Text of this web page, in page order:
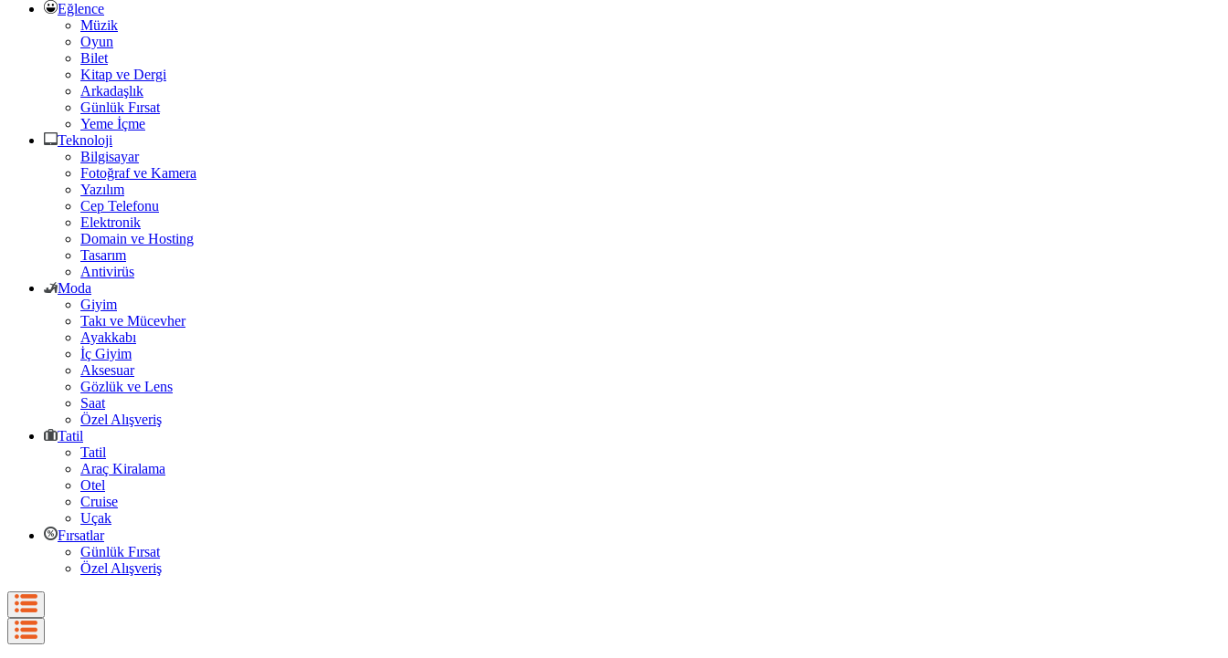
Eğlence
Müzik
Oyun
Bilet
Kitap ve Dergi
Arkadaşlık
Günlük Fırsat
Yeme İçme
Teknoloji
Bilgisayar
Fotoğraf ve Kamera
Yazılım
Cep Telefonu
Elektronik
Domain ve Hosting
Tasarım
Antivirüs
Moda
Giyim
Takı ve Mücevher
Ayakkabı
İç Giyim
Aksesuar
Gözlük ve Lens
Saat
Özel Alışveriş
Tatil
Tatil
Araç Kiralama
Otel
Cruise
Uçak
Fırsatlar
Günlük Fırsat
Özel Alışveriş